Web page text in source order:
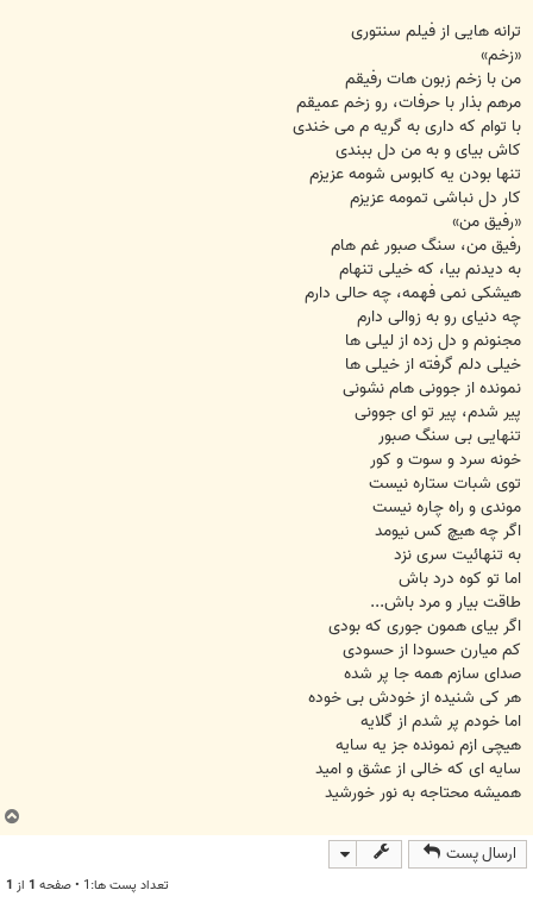
ترانه هایی از فیلم سنتوری
«زخم»
من با زخم زبون هات رفیقم
مرهم بذار با حرفات، رو زخم عمیقم
با توام که داری به گریه م می خندی
کاش بیای و به من دل ببندی
تنها بودن یه کابوس شومه عزیزم
کار دل نباشی تمومه عزیزم
«رفیق من»
رفیق من، سنگ صبور غم هام
به دیدنم بیا، که خیلی تنهام
هیشکی نمی فهمه، چه حالی دارم
چه دنیای رو به زوالی دارم
مجنونم و دل زده از لیلی ها
خیلی دلم گرفته از خیلی ها
نمونده از جوونی هام نشونی
پیر شدم، پیر تو ای جوونی
تنهایی بی سنگ صبور
خونه سرد و سوت و کور
توی شبات ستاره نیست
موندی و راه چاره نیست
اگر چه هیچ کس نیومد
به تنهائیت سری نزد
اما تو کوه درد باش
طاقت بیار و مرد باش...
اگر بیای همون جوری که بودی
کم میارن حسودا از حسودی
صدای سازم همه جا پر شده
هر کی شنیده از خودش بی خوده
اما خودم پر شدم از گلایه
هیچی ازم نمونده جز یه سایه
سایه ای که خالی از عشق و امید
همیشه محتاجه به نور خورشید
ارسال پست
تعداد پست ها:1 • صفحه 1 از 1